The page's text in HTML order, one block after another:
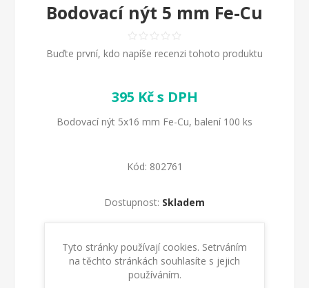
Bodovací nýt 5 mm Fe-Cu
Buďte první, kdo napíše recenzi tohoto produktu
395 Kč s DPH
Bodovací nýt 5x16 mm Fe-Cu, balení 100 ks
Kód: 802761
Dostupnost: Skladem
Tyto stránky používají cookies. Setrváním
na těchto stránkách souhlasíte s jejich
používáním.